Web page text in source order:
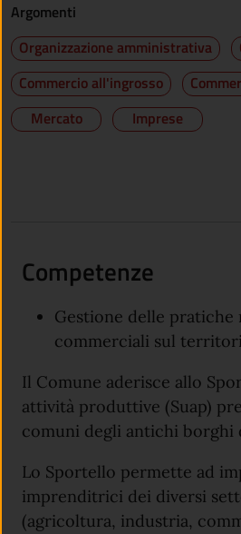
Argomenti
Organizzazione amministrativa
Commercio all'ingrosso
Mercato
Imprese
Competenze
Gestione delle
commerciali sul
Il Comune aderisce allo
attività produttive (Suap)
comuni degli antichi borghi
Lo Sportello permette ad
imprenditrici dei diversi
(agricoltura, industria,